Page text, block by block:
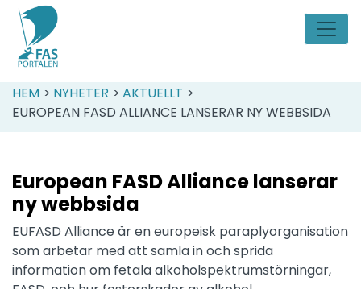
HEM > NYHETER > AKTUELLT >
EUROPEAN FASD ALLIANCE LANSERAR NY WEBBSIDA
European FASD Alliance lanserar
ny webbsida
EUFASD Alliance är en europeisk paraplyorganisation
som arbetar med att samla in och sprida
information om fetala alkoholspektrumstörningar,